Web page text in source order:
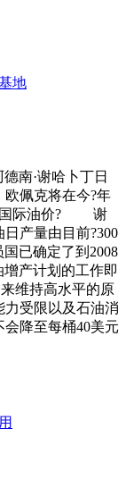
地
南·谢哈卜丁日
佩克将在今?年
国际油价? 谢
产量由目前?300
已确定了到2008
增产计划的工作即
维持高水平的原
力受限以及石油消
降至每桶40美元